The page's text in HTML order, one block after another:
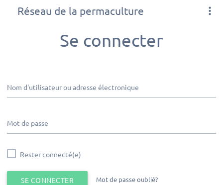
Réseau de la permaculture
Se connecter
Nom d'utilisateur ou adresse électronique
Mot de passe
Rester connecté(e)
SE CONNECTER Mot de passe oublié?